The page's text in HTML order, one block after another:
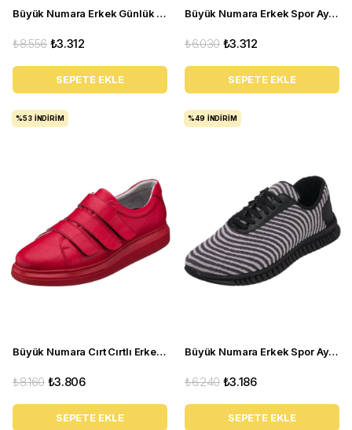
Büyük Numara Erkek Günlük Ayakkabı - POYRAZ-01 Siyah
₺3.312
₺8.556
SEPETE EKLE
Büyük Numara Erkek Spor Ayakkabı - EU803 Kırmızı
₺3.312
₺6.030
SEPETE EKLE
Büyük Numara Cırt Cırtlı Erkek Deri Ayakkabı - GG3313 Kırmızı
₺3.806
₺8.160
SEPETE EKLE
%53 İNDIRIM
Büyük Numara Erkek Spor Ayakkabı - ERAY-01 Gri
₺3.186
₺6.240
SEPETE EKLE
%49 İNDIRIM